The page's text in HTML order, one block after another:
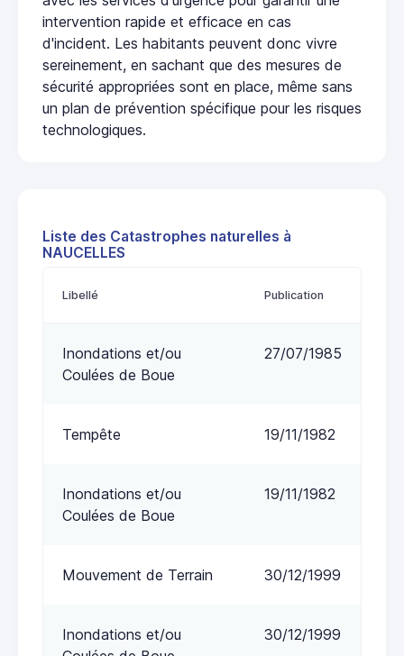
intervention rapide et efficace en cas
d'incident. Les habitants peuvent donc vivre
sereinement, en sachant que des mesures de
sécurité appropriées sont en place, même sans
un plan de prévention spécifique pour les risques
technologiques.
Liste des Catastrophes naturelles à
NAUCELLES
Libellé Publication
Inondations et/ou
Coulées de Boue
27/07/1985
Tempête 19/11/1982
Inondations et/ou
Coulées de Boue
19/11/1982
Mouvement de Terrain 30/12/1999
Inondations et/ou
30/12/1999